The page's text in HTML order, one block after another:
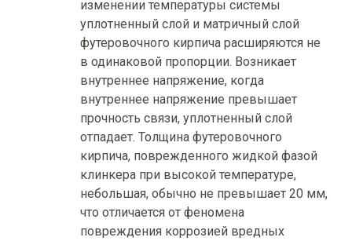
изменении температуры системы
уплотненный слой и матричный слой
футеровочного кирпича расширяются не
в одинаковой пропорции. Возникает
внутреннее напряжение, когда
внутреннее напряжение превышает
прочность связи, уплотненный слой
отпадает. Толщина футеровочного
кирпича, поврежденного жидкой фазой
клинкера при высокой температуре,
небольшая, обычно не превышает 20 мм,
что отличается от феномена
повреждения коррозией вредных